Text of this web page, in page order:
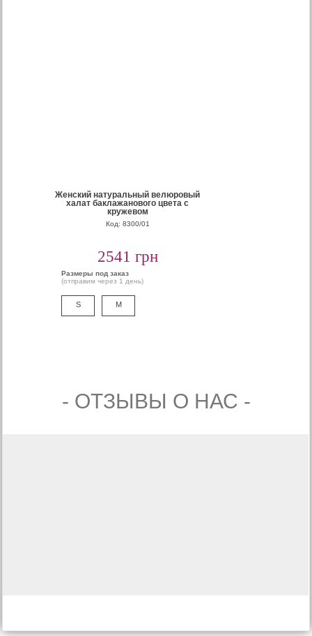
Женский натуральный велюровый
халат баклажанового цвета с
кружевом
Код: 8300/01
2541 грн
Размеры под заказ
(отправим через 1 день)
S M
- ОТЗЫВЫ О НАС -